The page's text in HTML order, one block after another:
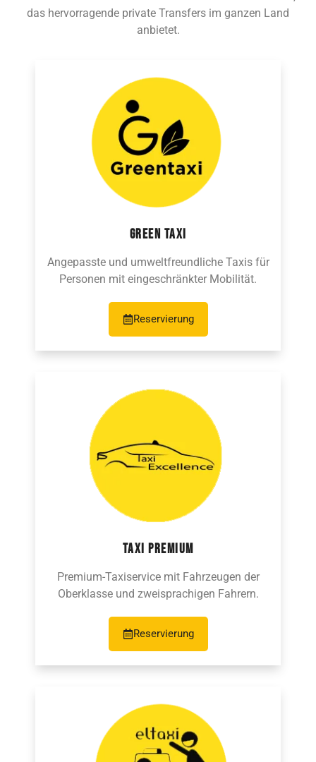
das hervorragende private Transfers im ganzen Land
anbietet.
GREEN TAXI
Angepasste und umweltfreundliche Taxis für
Personen mit eingeschränkter Mobilität.
Reservierung
TAXI PREMIUM
Premium-Taxiservice mit Fahrzeugen der
Oberklasse und zweisprachigen Fahrern.
Reservierung